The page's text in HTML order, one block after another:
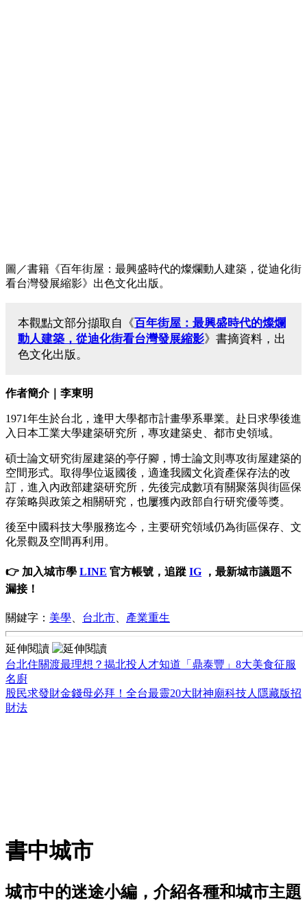
圖／書籍《百年街屋：最興盛時代的燦爛動人建築，從迪化街
看台灣發展縮影》出色文化出版。
本觀點文部分擷取自《百年街屋：最興盛時代的燦爛
動人建築，從迪化街看台灣發展縮影》書摘資料，出
色文化出版。
作者簡介｜李東明
1971年生於台北，逢甲大學都市計畫學系畢業。赴日求學後進
入日本工業大學建築研究所，專攻建築史、都市史領域。
碩士論文研究街屋建築的亭仔腳，博士論文則專攻街屋建築的
空間形式。取得學位返國後，適逢我國文化資產保存法的改
訂，進入內政部建築研究所，先後完成數項有關聚落與街區保
存策略與政策之相關研究，也屢獲內政部自行研究優等獎。
後至中國科技大學服務迄今，主要研究領域仍為街區保存、文
化景觀及空間再利用。
👉 加入城市學 LINE 官方帳號，追蹤 IG ，最新城市議題不
漏接！
關鍵字： 美學、 台北市、 產業重生
延伸閱讀
台北住關渡最理想？揭北投人才知道「鼎泰豐」8大美食征服
名廚
股民求發財金錢母必拜！全台最靈20大財神廟科技人隱藏版招
財法
書中城市
城市中的迷途小編，介紹各種和城市主題